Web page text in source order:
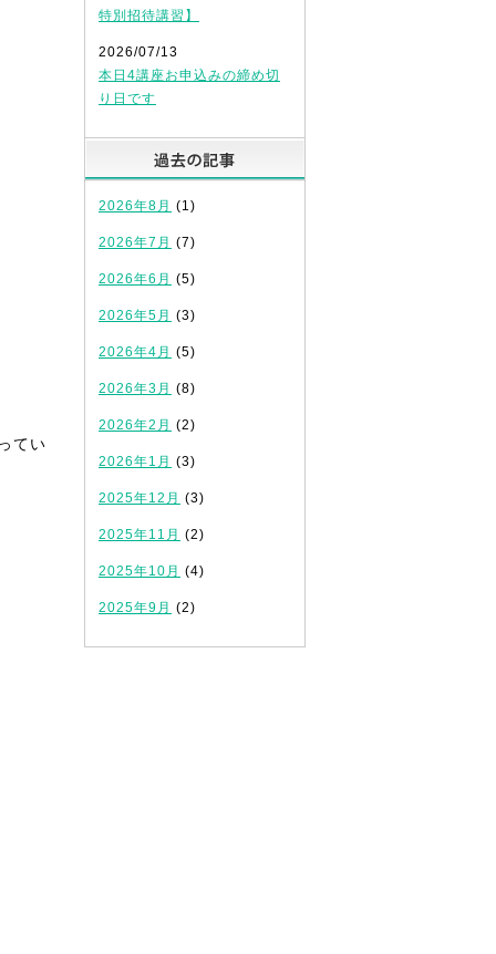
てい
特別招待講習】
2026/07/13
本日4講座お申込みの締め切
り日です
2026年8月 (1)
2026年7月 (7)
2026年6月 (5)
2026年5月 (3)
2026年4月 (5)
2026年3月 (8)
2026年2月 (2)
2026年1月 (3)
2025年12月 (3)
2025年11月 (2)
2025年10月 (4)
2025年9月 (2)